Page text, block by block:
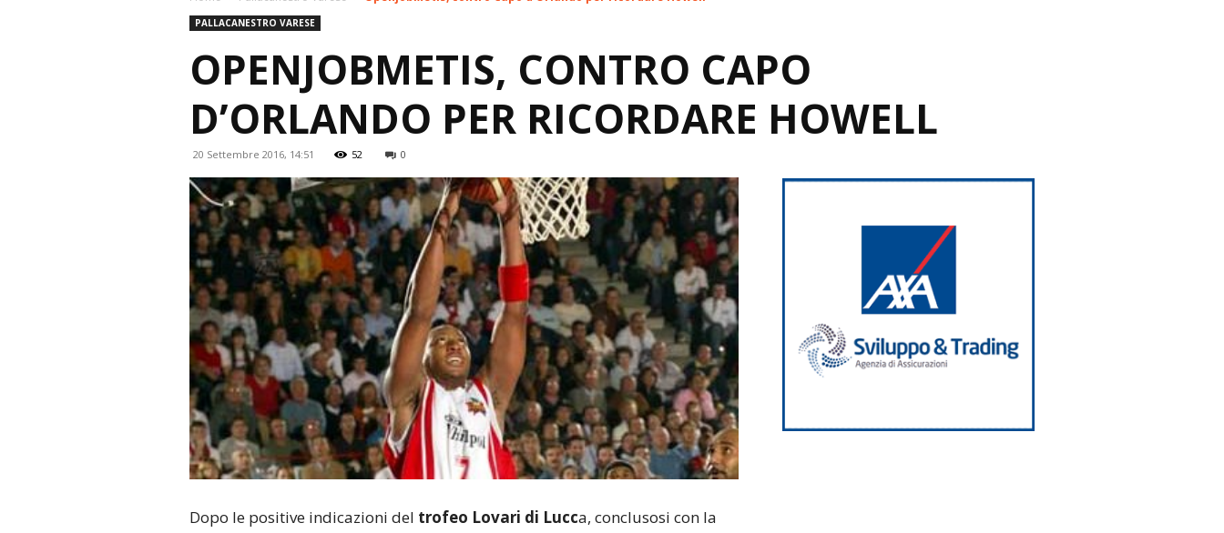
PALLACANESTRO VARESE
OPENJOBMETIS, CONTRO CAPO
D’ORLANDO PER RICORDARE HOWELL
20 Settembre 2016, 14:51 52 0
Dopo le positive indicazioni del trofeo Lovari di Lucca, conclusosi con la